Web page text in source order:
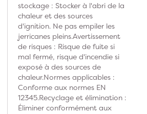
stockage : Stocker à l'abri de la
chaleur et des sources
d'ignition. Ne pas empiler les
jerricanes pleins.Avertissement
de risques : Risque de fuite si
mal fermé, risque d'incendie si
exposé à des sources de
chaleur.Normes applicables :
Conforme aux normes EN
12345.Recyclage et élimination :
Éliminer conformément aux